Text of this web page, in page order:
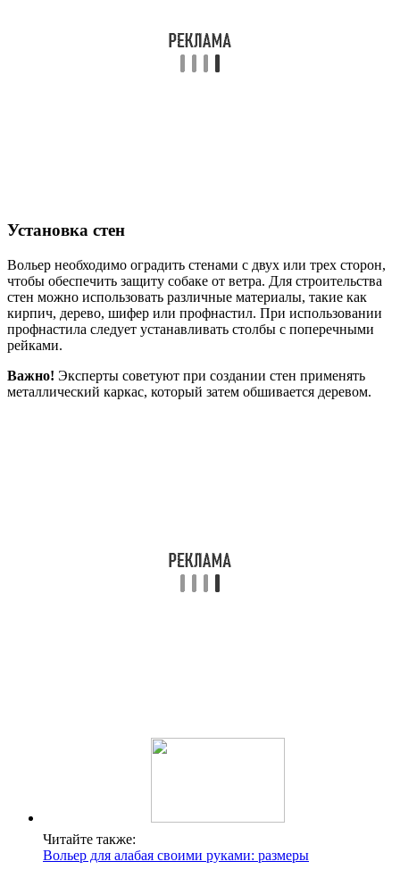
Установка стен
Вольер необходимо оградить стенами с двух или трех сторон,
чтобы обеспечить защиту собаке от ветра. Для строительства
стен можно использовать различные материалы, такие как
кирпич, дерево, шифер или профнастил. При использовании
профнастила следует устанавливать столбы с поперечными
рейками.
Важно! Эксперты советуют при создании стен применять
металлический каркас, который затем обшивается деревом.
Читайте также:
Вольер для алабая своими руками: размеры